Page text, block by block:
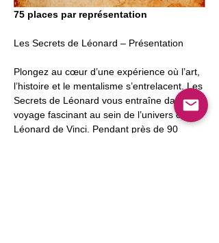
75 places par représentation
Les Secrets de Léonard – Présentation
Plongez au cœur d’une expérience où l’art,
l’histoire et le mentalisme s’entrelacent. Les
Secrets de Léonard vous entraîne dans un
voyage fascinant au sein de l’univers de
Léonard de Vinci. Pendant près de 90